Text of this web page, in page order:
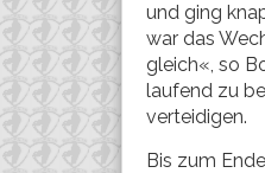
und ging
war das
gleich«, so
laufend zu
verteidigen.
Bis zum